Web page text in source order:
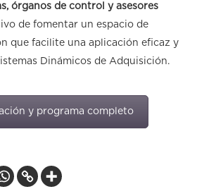
órganos de control y asesores
de fomentar un espacio de
que facilite una aplicación eficaz y
Dinámicos de Adquisición.
y programa completo